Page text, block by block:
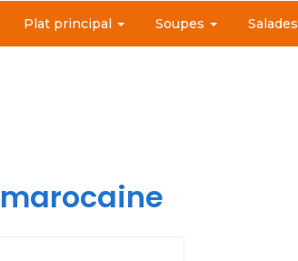
Plat principal Soupes Salades